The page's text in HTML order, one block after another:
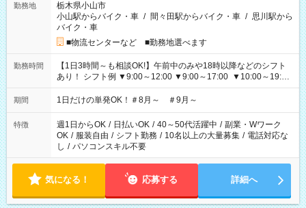
勤務地
栃木県小山市
小山駅からバイク・車 / 間々田駅からバイク・車 / 思川駅から
バイク・車
■物流センターなど ■勤務地選べます
勤務時間
【1日3時間～も相談OK!】午前中のみや18時以降などのシフト
あり！ シフト例 ▼9:00～12:00 ▼9:00～17:00 ▼10:00～19:00
▼18:00～21:00
期間 1日だけの単発OK！＃8月～ ＃9月～
特徴 週1日からOK / 日払いOK / 40～50代活躍中 / 副業・Wワーク
OK / 服装自由 / シフト勤務 / 10名以上の大量募集 / 電話対応な
し / パソコンスキル不要
気になる！ 応募する 詳細へ